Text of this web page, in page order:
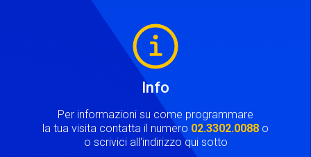
Info
Per informazioni su come programmare
la tua visita contatta il numero 02.3302.0088 o
o scrivici all'indirizzo qui sotto